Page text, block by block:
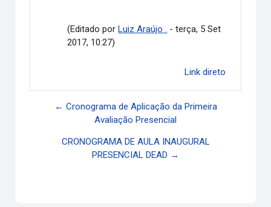
(Editado porLuiz Araújo .
- terça, 5 Set
2017, 10:27)
Link direto
← Cronograma de Aplicação da Primeira
Avaliação Presencial
CRONOGRAMA DE AULA INAUGURAL
PRESENCIAL DEAD →